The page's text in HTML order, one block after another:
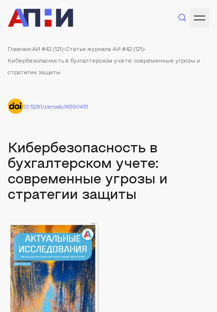
Главная АИ #42 (121) Статьи журнала АИ #42 (121)
Кибербезопасность в бухгалтерском учете: современные угрозы и
стратегии защиты
10.5281/zenodo.14590451
Кибербезопасность в
бухгалтерском учете:
современные угрозы и
стратегии защиты